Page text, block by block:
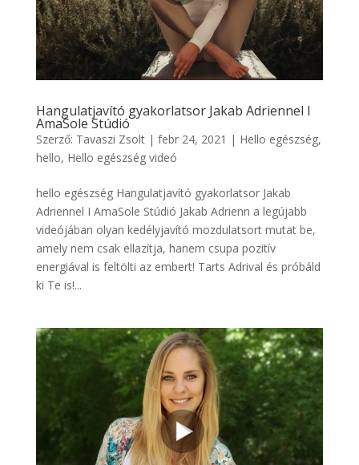
Hangulatjavító gyakorlatsor Jakab Adriennel I
AmaSole Stúdió
Szerző: Tavaszi Zsolt| febr 24, 2021 | Hello egészség,
hello, Hello egészség videó
hello egészség Hangulatjavító gyakorlatsor Jakab
Adriennel I AmaSole Stúdió Jakab Adrienn a legújabb
videójában olyan kedélyjavító mozdulatsort mutat be,
amely nem csak ellazítja, hanem csupa pozitív
energiával is feltölti az embert! Tarts Adrival és próbáld
ki Te is!...